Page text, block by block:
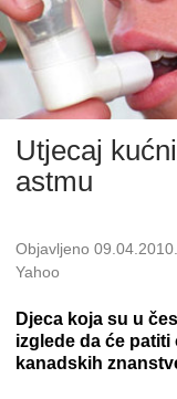
Utjecaj
astmu
Objavljeno 09.04.2010.
Yahoo
Djeca koja su u
izglede da će
kanadskih